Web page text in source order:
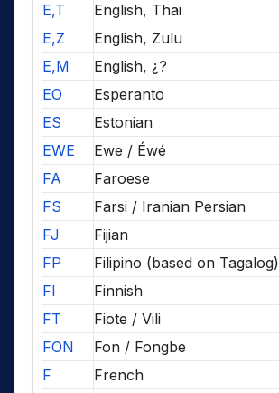
E,T
English, Thai
E,Z
English, Zulu
E,M
English, ¿?
EO
Esperanto
ES
Estonian
EWE
Ewe / Éwé
FA
Faroese
FS
Farsi / Iranian Persian
FJ
Fijian
FP
Filipino (based on Tagalog)
FI
Finnish
FT
Fiote / Vili
FON
Fon / Fongbe
F
French